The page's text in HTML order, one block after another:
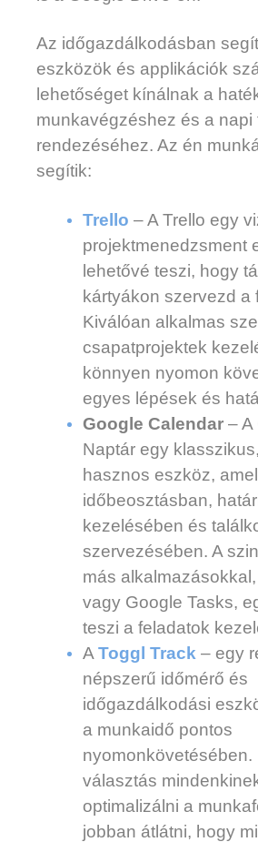
Az időgazdálkodásban
eszközök és applikációk
lehetőséget kínálnak a
munkavégzéshez és a napi
rendezéséhez. Az én
segítik:
Trello – A Trello egy
projektmenedzsment
lehetővé teszi, hogy
kártyákon szervezd a
Kiválóan alkalmas
csapatprojektek
könnyen nyomon
egyes lépések és
Google Calendar – A
Naptár egy
hasznos eszköz,
időbeosztásban,
kezelésében és
szervezésében. A
más
vagy Google Tasks,
teszi a feladatok
A Toggl Track – egy
népszerű időmérő és
időgazdálkodási
a munkaidő pontos
nyomonkövetésében.
választás
optimalizálni a
jobban átlátni, hogy